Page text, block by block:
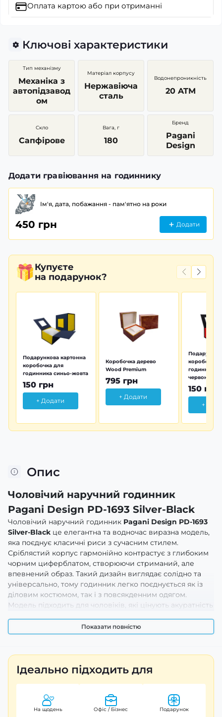
Оплата картою або при отриманні
Ключові характеристики
Тип механізму
Механіка з
автопідзавод
ом
Матеріал корпусу
Нержавіюча
сталь
Водонепроникність
20 ATM
Скло
Сапфірове
Вага, г
180
Бренд
Pagani
Design
Додати гравіювання на годиннику
Ім'я, дата, побажання - пам'ятно на роки
450 грн Додати
Купуєте
на подарунок?
Подарункова картонна
коробочка для
годинника синьо-жовта
150 грн
+ Додати
Коробочка дерево
Wood Premium
795 грн
+ Додати
коробочка
годинника
червона
150 грн
+
Опис
Чоловічий наручний годинник
Pagani Design PD-1693 Silver-Black
Чоловічий наручний годинник Pagani Design PD-1693
Silver-Black це елегантна та водночас виразна модель,
яка поєднує класичні риси з сучасним стилем.
Сріблястий корпус гармонійно контрастує з глибоким
чорним циферблатом, створюючи стриманий, але
впевнений образ. Такий дизайн виглядає солідно та
універсально, тому годинник легко поєднується як із
діловим костюмом, так і з повсякденним одягом.
Модель підходить для чоловіків, які цінують акуратність
Особливу увагу привертає лаконічний циферблат із
зчитування часу. Всі елементи оформлені в
стриманому стилі, завдяки чому годинник виглядає
сучасно та не перевантажений декоративними
деталями. Продумані пропорції корпусу роблять
модель зручною для щоденного носіння, а класична
форма підкреслює її універсальний характер.
Показати повністю
Ідеально підходить для
На щодень Офіс / Бізнес Подарунок